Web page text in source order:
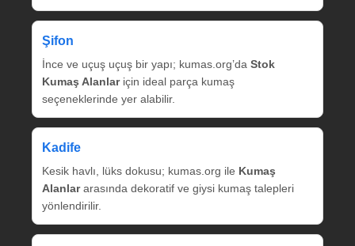
Şifon
İnce ve uçuş uçuş bir yapı; kumas.org’da Stok
Kumaş Alanlariçin ideal parça kumaş
seçeneklerinde yer alabilir.
Kadife
Kesik havlı, lüks dokusu; kumas.org ile Kumaş
Alanlararasında dekoratif ve giysi kumaş talepleri
yönlendirilir.